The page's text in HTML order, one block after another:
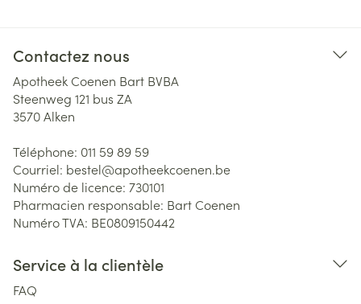
Contactez nous
Apotheek Coenen Bart BVBA
Steenweg 121 bus ZA
3570Alken
Téléphone: 011 59 89 59
Courriel: bestel@apotheekcoenen.be
Numéro de licence: 730101
Pharmacien responsable: Bart Coenen
Numéro TVA: BE0809150442
Service à la clientèle
FAQ